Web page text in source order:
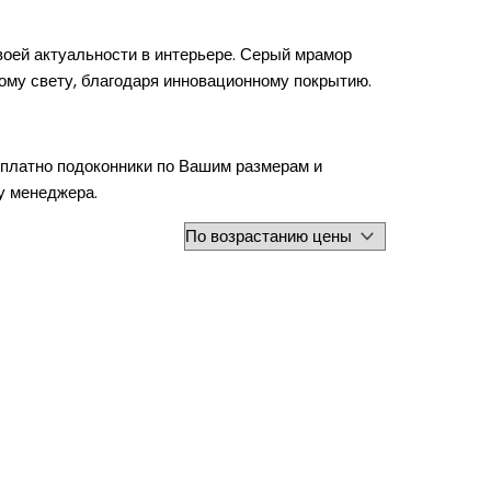
актуальности в интерьере. Серый мрамор
свету, благодаря инновационному покрытию.
подоконники по Вашим размерам и
менеджера.